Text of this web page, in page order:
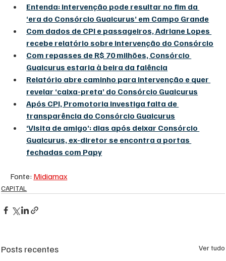
Entenda: intervenção pode resultar no fim da
‘era do Consórcio Guaicurus’ em Campo Grande
Com dados de CPI e passageiros, Adriane Lopes
recebe relatório sobre intervenção do Consórcio
Com repasses de R$ 70 milhões, Consórcio
Guaicurus estaria à beira da falência
Relatório abre caminho para intervenção e quer
revelar ‘caixa-preta’ do Consórcio Guaicurus
Após CPI, Promotoria investiga falta de
transparência do Consórcio Guaicurus
‘Visita de amigo’: dias após deixar Consórcio
Guaicurus, ex-diretor se encontra a portas
fechadas com Papy
Fonte: Midiamax
CAPITAL
Posts recentes Ver tudo